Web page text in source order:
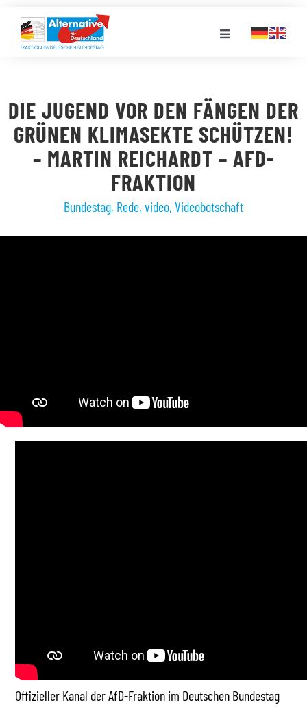
Inhalt
springen
Toggle
LANDESGRUPPEN
VERANSTALTUNGEN
DIE JUGEND VOR DEN FÄNGEN DER
GRÜNEN KLIMASEKTE SCHÜTZEN!
– MARTIN REICHARDT – AFD-
FRAKTION
Bundestag, Rede, video, Videobotschaft
Offizieller Kanal der AfD-Fraktion im Deutschen Bundestag